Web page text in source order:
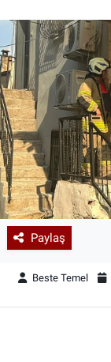
Paylaş
Beste Temel